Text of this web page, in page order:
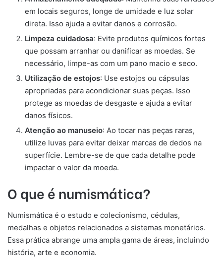
em locais seguros, longe de umidade e luz solar
direta. Isso ajuda a evitar danos e corrosão.
Limpeza cuidadosa: Evite produtos químicos fortes
que possam arranhar ou danificar as moedas. Se
necessário, limpe-as com um pano macio e seco.
Utilização de estojos: Use estojos ou cápsulas
apropriadas para acondicionar suas peças. Isso
protege as moedas de desgaste e ajuda a evitar
danos físicos.
Atenção ao manuseio: Ao tocar nas peças raras,
utilize luvas para evitar deixar marcas de dedos na
superfície. Lembre-se de que cada detalhe pode
impactar o valor da moeda.
O que é numismática?
Numismática é o estudo e colecionismo, cédulas,
medalhas e objetos relacionados a sistemas monetários.
Essa prática abrange uma ampla gama de áreas, incluindo
história, arte e economia.